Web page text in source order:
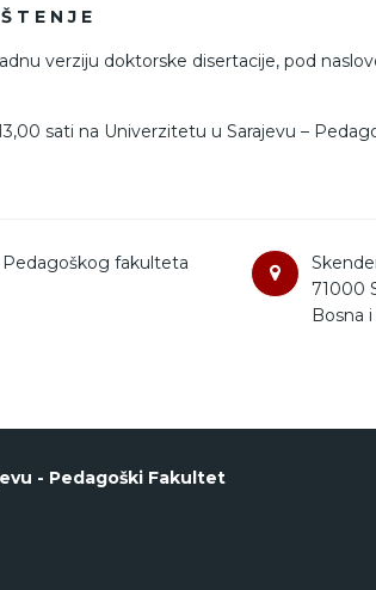
T E N J E
verziju doktorske disertacije, pod
sati na Univerzitetu u Sarajevu –
fakulteta
71000
Bosna
- Pedagoški Fakultet